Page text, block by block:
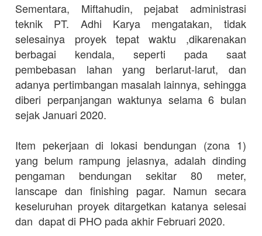
Sementara, Miftahudin, pejabat administrasi
teknik PT. Adhi Karya mengatakan, tidak
selesainya proyek tepat waktu ,dikarenakan
berbagai kendala, seperti pada saat
pembebasan lahan yang berlarut-larut, dan
adanya pertimbangan masalah lainnya, sehingga
diberi perpanjangan waktunya selama 6 bulan
sejak Januari 2020.
Item pekerjaan di lokasi bendungan (zona 1)
yang belum rampung jelasnya, adalah dinding
pengaman bendungan sekitar 80 meter,
lanscape dan finishing pagar. Namun secara
keseluruhan proyek ditargetkan katanya selesai
dan dapat di PHO pada akhir Februari 2020.